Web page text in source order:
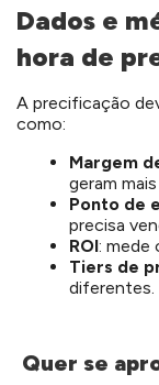
Dados e
hora de
A precificação
como:
Margem
geram
Ponto de
precisa
ROI: mede
Tiers de
diferentes.
Quer se